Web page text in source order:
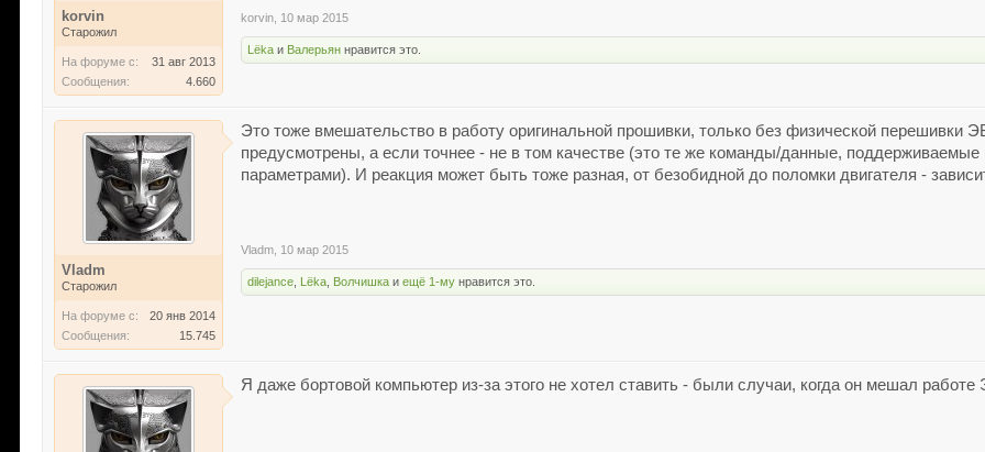
korvin
Старожил
На форуме с:
31 авг 2013
Сообщения:
4.660
korvin 10 мар 2015
Lёka и Валерьян нравится это.
Vladm
Старожил
На форуме с:
20 янв 2014
Сообщения:
15.745
Это тоже вмешательство в работу оригинальной прошивки, только без физической перешивки
предусмотрены, а если точнее - не в том качестве (это те же команды/данные,
параметрами). И реакция может быть тоже разная, от безобидной до поломки двигателя -
Vladm 10 мар 2015
dilejance Lёka Волчишка иещё 1-му нравится это.
Я даже бортовой компьютер из-за этого не хотел ставить - были случаи, когда он мешал работе